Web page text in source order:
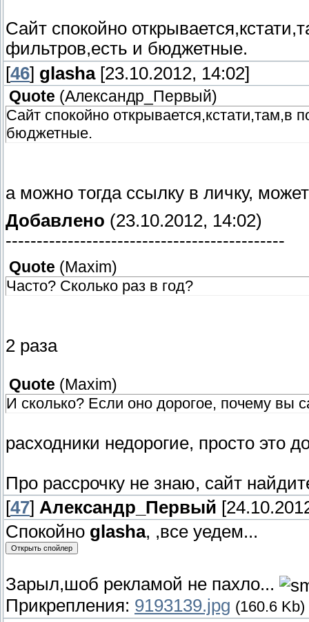
Сайт спокойно
фильтров,есть и бюджетные.
[46] glasha[23.10.2012, 14:02]
Quote (Александр_Первый)
Сайт спокойно открывается,кстати,там,в
бюджетные.
а можно тогда ссылку в личку,
Добавлено (23.10.2012, 14:02)
---------------------------------------------
Quote (Maxim)
Часто? Сколько раз в год?
2 раза
Quote (Maxim)
И сколько? Если оно дорогое, почему вы
расходники недорогие, просто это
Про рассрочку не знаю, сайт
[47] Александр_Первый
Спокойно glasha, ,все уедем...
Зарыл,шоб рекламой не пахло...
Прикрепления: 9193139.jpg (160.6 Kb)